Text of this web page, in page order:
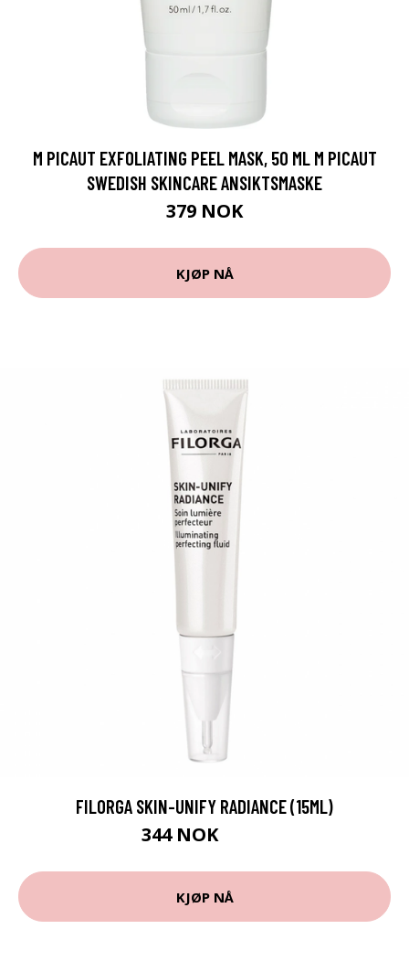
M PICAUT EXFOLIATING PEEL MASK, 50 ML M PICAUT
SWEDISH SKINCARE ANSIKTSMASKE
379 NOK
KJØP NÅ
FILORGA SKIN-UNIFY RADIANCE (15ML)
344 NOK
KJØP NÅ